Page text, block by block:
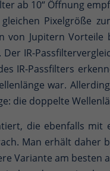
ab 10“ Öffnung
Pixelgröße
Jupitern
IR-
IR-Passfilters
war.
die doppelte
die ebenfalls mit
Man erhält daher
Variante am besten